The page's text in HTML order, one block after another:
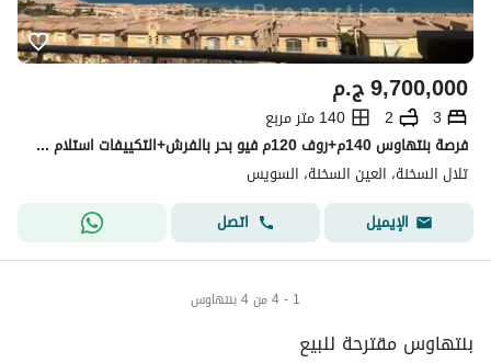
ج.م9,700,000
3
2
140 متر مربع
فرصة بنتهاوس 140م+روف 120م فيو بحر بالفرش+التكييفات استلام فوري للبيع في تلال السخنة
تلال السخنة، العين السخنة، السويس
الإيميل
اتصل
1 - 4 من 4 بنتهاوس
بنتهاوس مقترحة للبيع